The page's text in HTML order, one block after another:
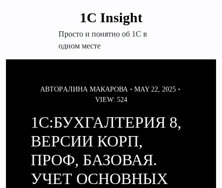
1С Insight
Просто и понятно об 1С в
одном месте
АВТОРАЛИНА МАКАРОВА
MAY 22, 2025
VIEW: 524
1С:БУХГАЛТЕРИЯ 8,
ВЕРСИИ КОРП,
ПРОФ, БАЗОВАЯ.
УЧЕТ ОСНОВНЫХ